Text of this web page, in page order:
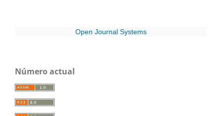
Open Journal Systems
Número actual